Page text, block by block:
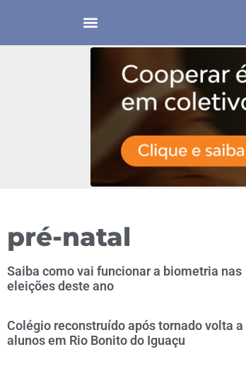
pré-natal
Saiba como vai funcionar a biometria nas
eleições deste ano
Colégio reconstruído após tornado volta a
alunos em Rio Bonito do Iguaçu